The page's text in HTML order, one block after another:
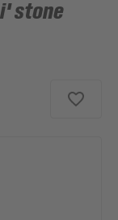
stone